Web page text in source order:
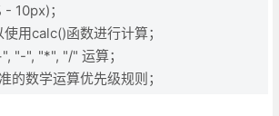
10px)；
用calc()函数进行计算；
"-", "*", "/" 运算；
的数学运算优先级规则；